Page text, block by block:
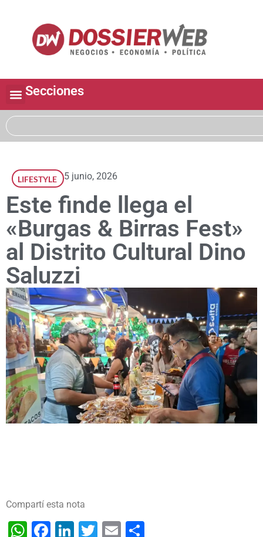
Secciones
LIFESTYLE 5 junio, 2026
Este finde llega el
«Burgas & Birras Fest»
al Distrito Cultural Dino
Saluzzi
Compartí esta nota
WhatsApp
Facebook
LinkedIn
TwitterEmail